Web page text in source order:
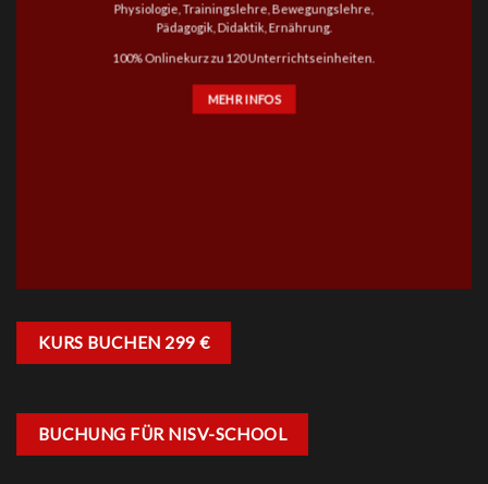
Physiologie, Trainingslehre, Bewegungslehre,
Pädagogik, Didaktik, Ernährung.
100% Onlinekurz zu 120 Unterrichtseinheiten.
MEHR INFOS
KURS BUCHEN 299 €
BUCHUNG FÜR NISV-SCHOOL